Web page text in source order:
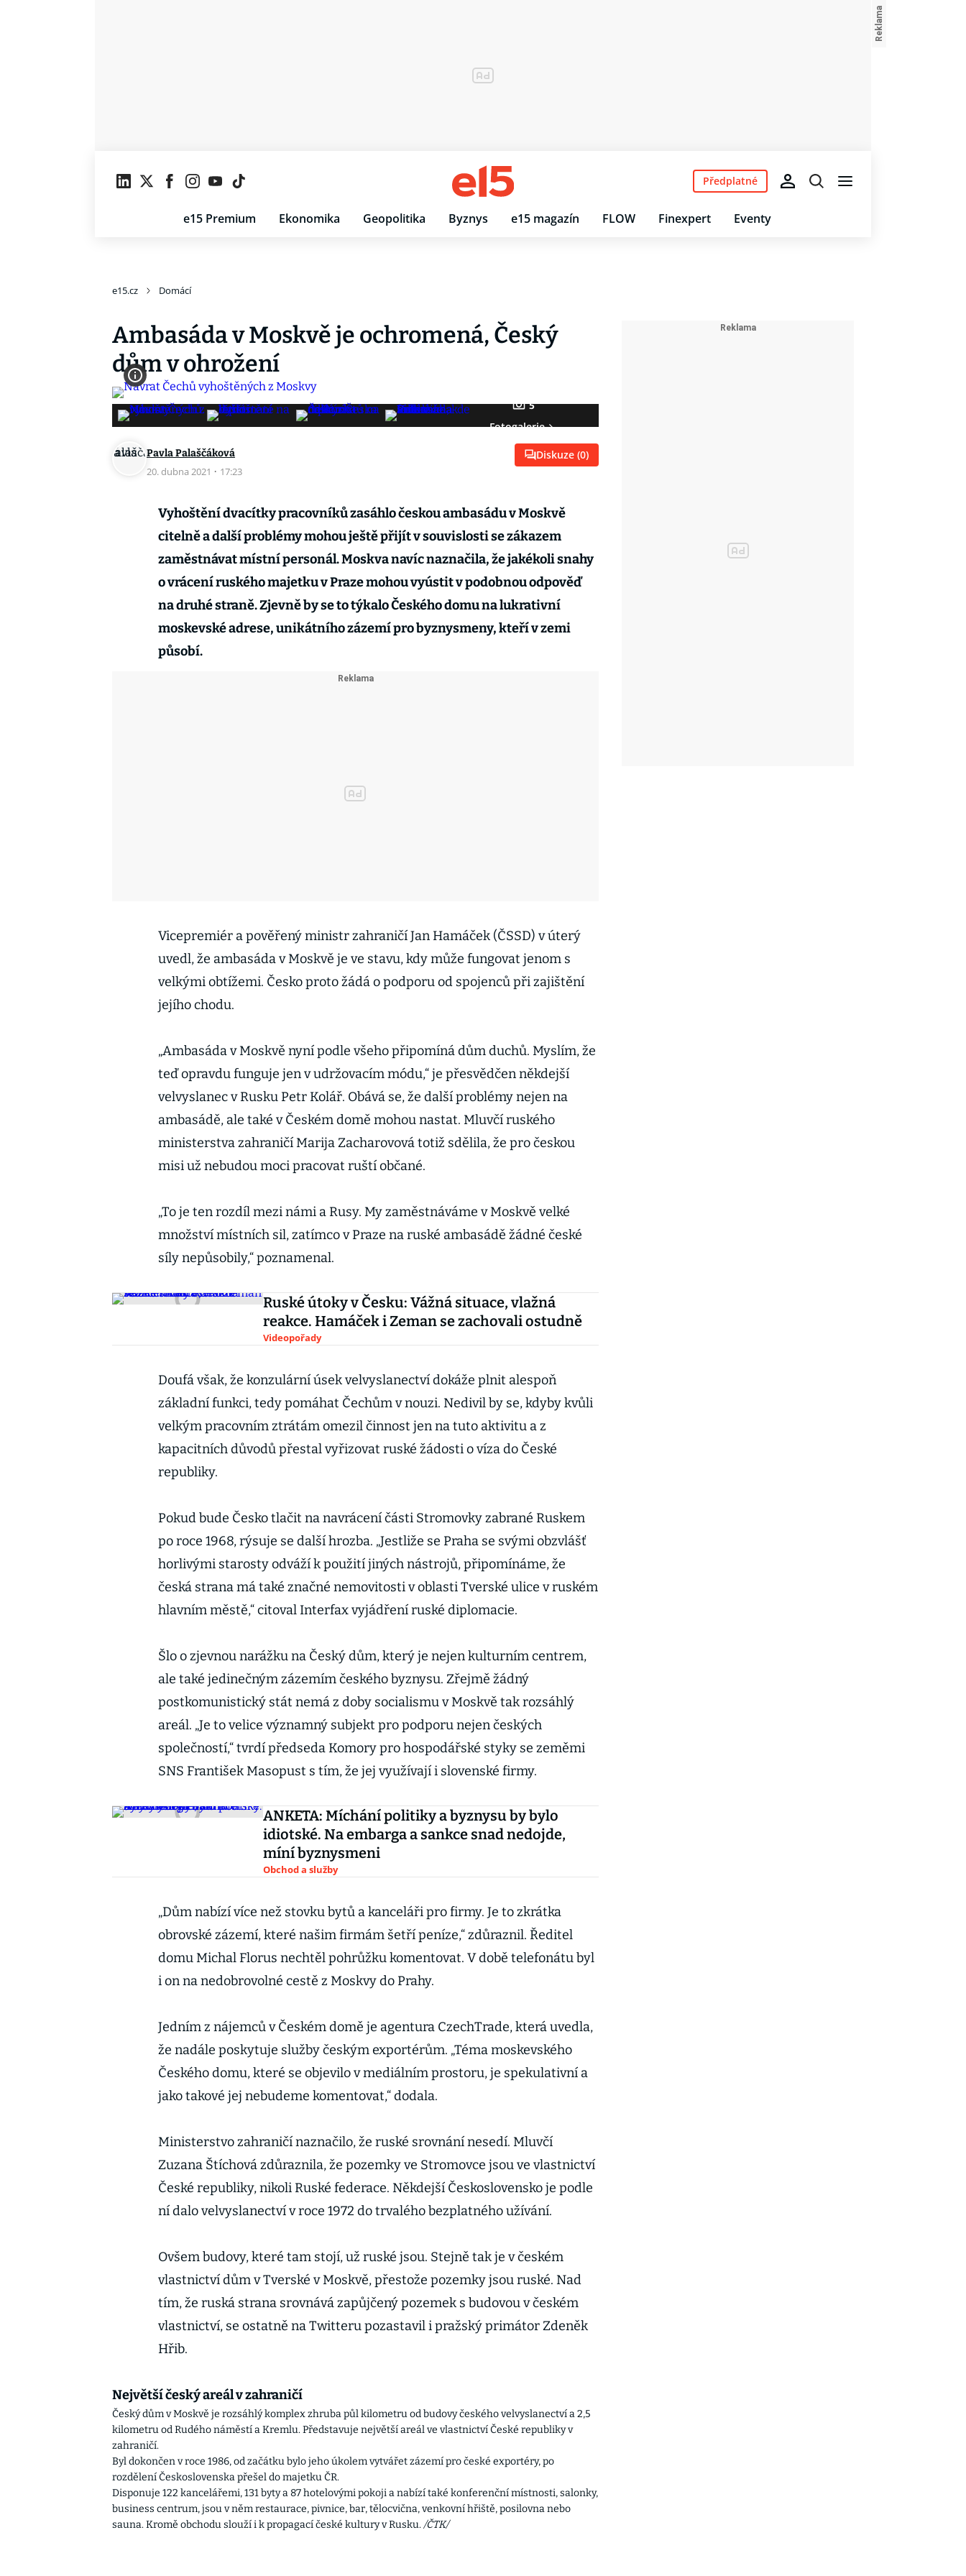
e15 Premium Ekonomika Geopolitika Byznys e15 magazín FLOW Finexpert Eventy
Předplatné
e15.cz Domácí
Ambasáda v Moskvě je ochromená, Český
dům v ohrožení
5
Fotogalerie
Pavla Palaščáková
20. dubna 2021 · 17:23
Diskuze (0)
Vyhoštění dvacítky pracovníků zasáhlo českou ambasádu v Moskvě
citelně a další problémy mohou ještě přijít v souvislosti se zákazem
zaměstnávat místní personál. Moskva navíc naznačila, že jakékoli snahy
o vrácení ruského majetku v Praze mohou vyústit v podobnou odpověď
na druhé straně. Zjevně by se to týkalo Českého domu na lukrativní
moskevské adrese, unikátního zázemí pro byznysmeny, kteří v zemi
působí.
Vicepremiér a pověřený ministr zahraničí Jan Hamáček (ČSSD) v úterý
uvedl, že ambasáda v Moskvě je ve stavu, kdy může fungovat jenom s
velkými obtížemi. Česko proto žádá o podporu od spojenců při zajištění
jejího chodu.
„Ambasáda v Moskvě nyní podle všeho připomíná dům duchů. Myslím, že
teď opravdu funguje jen v udržovacím módu,“ je přesvědčen někdejší
velvyslanec v Rusku Petr Kolář. Obává se, že další problémy nejen na
ambasádě, ale také v Českém domě mohou nastat. Mluvčí ruského
ministerstva zahraničí Marija Zacharovová totiž sdělila, že pro českou
misi už nebudou moci pracovat ruští občané.
„To je ten rozdíl mezi námi a Rusy. My zaměstnáváme v Moskvě velké
množství místních sil, zatímco v Praze na ruské ambasádě žádné české
síly nepůsobily,“ poznamenal.
Ruské útoky v Česku: Vážná situace, vlažná
reakce. Hamáček i Zeman se zachovali ostudně
Videopořady
Doufá však, že konzulární úsek velvyslanectví dokáže plnit alespoň
základní funkci, tedy pomáhat Čechům v nouzi. Nedivil by se, kdyby kvůli
velkým pracovním ztrátám omezil činnost jen na tuto aktivitu a z
kapacitních důvodů přestal vyřizovat ruské žádosti o víza do České
republiky.
Pokud bude Česko tlačit na navrácení části Stromovky zabrané Ruskem
po roce 1968, rýsuje se další hrozba. „Jestliže se Praha se svými obzvlášť
horlivými starosty odváží k použití jiných nástrojů, připomínáme, že
česká strana má také značné nemovitosti v oblasti Tverské ulice v ruském
hlavním městě,“ citoval Interfax vyjádření ruské diplomacie.
Šlo o zjevnou narážku na Český dům, který je nejen kulturním centrem,
ale také jedinečným zázemím českého byznysu. Zřejmě žádný
postkomunistický stát nemá z doby socialismu v Moskvě tak rozsáhlý
areál. „Je to velice významný subjekt pro podporu nejen českých
společností,“ tvrdí předseda Komory pro hospodářské styky se zeměmi
SNS František Masopust s tím, že jej využívají i slovenské firmy.
ANKETA: Míchání politiky a byznysu by bylo
idiotské. Na embarga a sankce snad nedojde,
míní byznysmeni
Obchod a služby
„Dům nabízí více než stovku bytů a kanceláři pro firmy. Je to zkrátka
obrovské zázemí, které našim firmám šetří peníze,“ zdůraznil. Ředitel
domu Michal Florus nechtěl pohrůžku komentovat. V době telefonátu byl
i on na nedobrovolné cestě z Moskvy do Prahy.
Jedním z nájemců v Českém domě je agentura CzechTrade, která uvedla,
že nadále poskytuje služby českým exportérům. „Téma moskevského
Českého domu, které se objevilo v mediálním prostoru, je spekulativní a
jako takové jej nebudeme komentovat,“ dodala.
Ministerstvo zahraničí naznačilo, že ruské srovnání nesedí. Mluvčí
Zuzana Štíchová zdůraznila, že pozemky ve Stromovce jsou ve vlastnictví
České republiky, nikoli Ruské federace. Někdejší Československo je podle
ní dalo velvyslanectví v roce 1972 do trvalého bezplatného užívání.
Ovšem budovy, které tam stojí, už ruské jsou. Stejně tak je v českém
vlastnictví dům v Tverské v Moskvě, přestože pozemky jsou ruské. Nad
tím, že ruská strana srovnává zapůjčený pozemek s budovou v českém
vlastnictví, se ostatně na Twitteru pozastavil i pražský primátor Zdeněk
Hřib.
Největší český areál v zahraničí
Český dům v Moskvě je rozsáhlý komplex zhruba půl kilometru od budovy českého velvyslanectví a 2,5
kilometru od Rudého náměstí a Kremlu. Představuje největší areál ve vlastnictví České republiky v
zahraničí.
Byl dokončen v roce 1986, od začátku bylo jeho úkolem vytvářet zázemí pro české exportéry, po
rozdělení Československa přešel do majetku ČR.
Disponuje 122 kancelářemi, 131 byty a 87 hotelovými pokoji a nabízí také konferenční místnosti, salonky,
business centrum, jsou v něm restaurace, pivnice, bar, tělocvična, venkovní hřiště, posilovna nebo
sauna. Kromě obchodu slouží i k propagací české kultury v Rusku./ČTK/